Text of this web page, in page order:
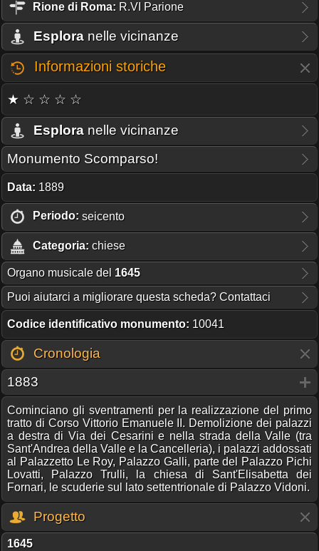
Rione di Roma: R.VI Parione
Esplora nelle vicinanze
Informazioni storiche
★ ☆ ☆ ☆ ☆
Esplora nelle vicinanze
Monumento Scomparso!
Data: 1889
Periodo: seicento
Categoria: chiese
Organo musicale del 1645
Puoi aiutarci a migliorare questa scheda? Contattaci
Codice identificativo monumento: 10041
Cronologia
1883
Cominciano gli sventramenti per la realizzazione del primo
tratto di Corso Vittorio Emanuele II. Demolizione dei palazzi
a destra di Via dei Cesarini e nella strada della Valle (tra
Sant'Andrea della Valle e la Cancelleria), i palazzi addossati
al Palazzetto Le Roy, Palazzo Galli, parte del Palazzo Pichi
Lovatti, Palazzo Trulli, la chiesa di Sant'Elisabetta dei
Fornari, le scuderie sul lato settentrionale di Palazzo Vidoni.
Progetto
1645